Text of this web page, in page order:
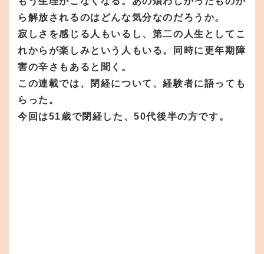
ら解放されるのはどんな気分なのだろうか。
寂しさを感じる人もいるし、第二の人生としてこ
れからが楽しみという人もいる。同時に更年期障
害の辛さもあると聞く。
この連載では、閉経について、経験者に語っても
らった。
今回は51歳で閉経した、50代後半の方です。